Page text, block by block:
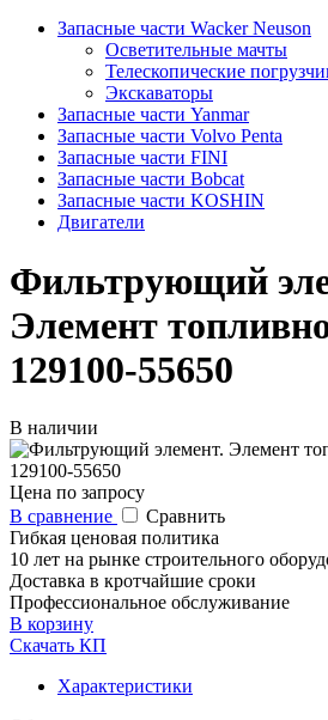
Запасные части Wacker Neuson
Осветительные мачты
Телескопические
Экскаваторы
Запасные части Yanmar
Запасные части Volvo Penta
Запасные части FINI
Запасные части Bobcat
Запасные части KOSHIN
Двигатели
Фильтрующий
Элемент
129100-55650
В наличии
Цена по запросу
В сравнение
Сравнить
Гибкая ценовая политика
10 лет на рынке строительного
Доставка в кротчайшие сроки
Профессиональное обслуживание
В корзину
Скачать КП
Характеристики